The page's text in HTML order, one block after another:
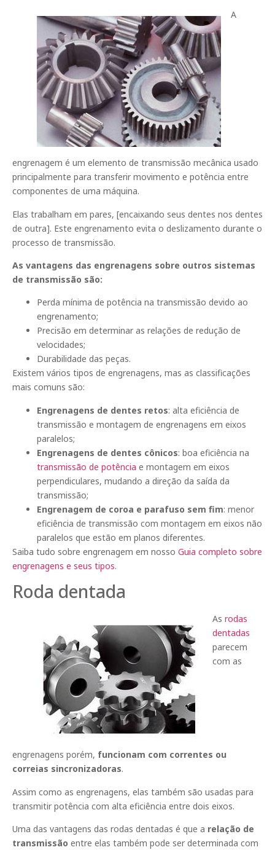
A
engrenagem é um elemento de transmissão mecânica usado
principalmente ​​para transferir movimento e potência entre
componentes de uma máquina.
Elas trabalham em pares, [encaixando seus dentes nos dentes
de outra]. Este engrenamento evita o deslizamento durante o
processo de transmissão.
As vantagens das engrenagens sobre outros sistemas
de transmissão são:
Perda mínima de potência na transmissão devido ao
engrenamento;
Precisão em determinar as relações de redução de
velocidades;
Durabilidade das peças.
Existem vários tipos de engrenagens, mas as classificações
mais comuns são:
Engrenagens de dentes retos: alta eficiência de
transmissão e montagem de engrenagens em eixos
paralelos;
Engrenagens de dentes cônicos: boa eficiência na
transmissão de potência e montagem em eixos
perpendiculares, mudando a direção da saída da
transmissão;
Engrenagem de coroa e parafuso sem fim: menor
eficiência de transmissão com montagem em eixos não
paralelos que estão em planos diferentes.
Saiba tudo sobre engrenagem em nosso Guia completo sobre
engrenagens e seus tipos.
Roda dentada
As rodas
dentadas
parecem
com as
engrenagens porém, funcionam com correntes ou
correias sincronizadoras.
Assim como as engrenagens, elas também são usadas para
transmitir potência com alta eficiência entre dois eixos.
Uma das vantagens das rodas dentadas é que a relação de
transmissão entre elas também pode ser determinada com